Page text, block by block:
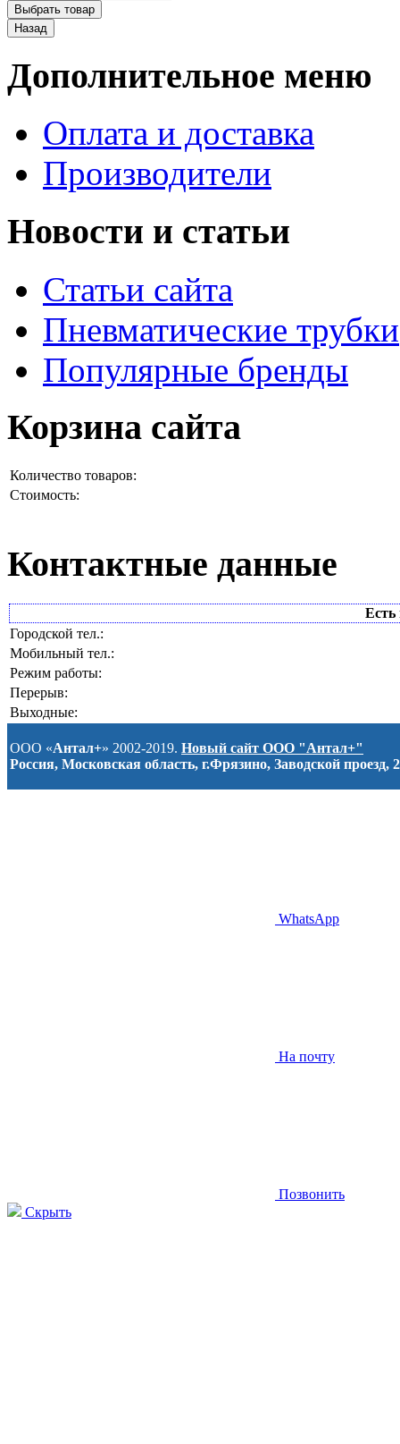
Дополнительное меню
Оплата и доставка
Производители
Новости и статьи
Статьи сайта
Пневматические трубки
Популярные бренды
Корзина сайта
Количество товаров:
Стоимость:
Контактные данные
Есть
Городской тел.:
Мобильный тел.:
Режим работы:
Перерыв:
Выходные:
ООО «Антал+» 2002-2019. Новый сайт ООО "Антал+"
Россия, Московская область, г.Фрязино, Заводской проезд, 2
WhatsApp
На почту
Позвонить
Скрыть